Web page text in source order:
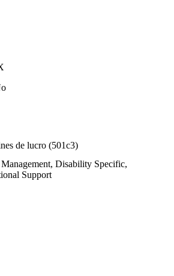
de lucro (501c3)
Management, Disability Specific,
Support